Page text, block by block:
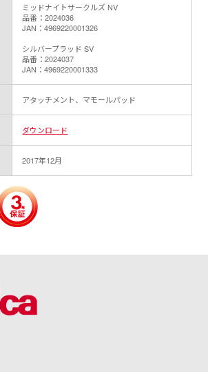
ミッドナイトサークルズ NV
品番：2024036
JAN：4969220001326
シルバープラッド SV
品番：2024037
JAN：4969220001333
アタッチメント、マモールパッド
ダウンロード
2017年12月